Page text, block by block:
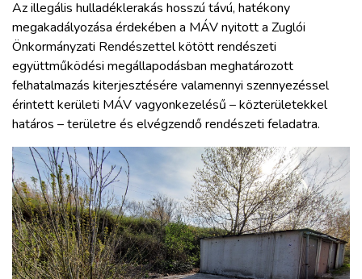
Az illegális hulladéklerakás hosszú távú, hatékony
megakadályozása érdekében a MÁV nyitott a Zuglói
Önkormányzati Rendészettel kötött rendészeti
együttműködési megállapodásban meghatározott
felhatalmazás kiterjesztésére valamennyi szennyezéssel
érintett kerületi MÁV vagyonkezelésű – közterületekkel
határos – területre és elvégzendő rendészeti feladatra.